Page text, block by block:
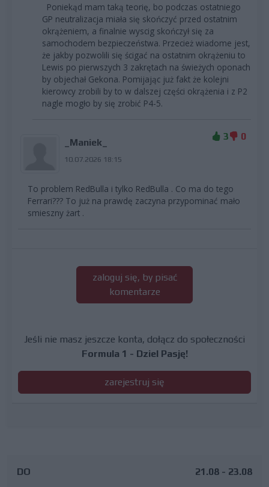
Poniekąd mam taką teorię, bo podczas ostatniego
GP neutralizacja miała się skończyć przed ostatnim
okrążeniem, a finalnie wyscig skończył się za
samochodem bezpieczeństwa. Przecież wiadome jest,
że jakby pozwolili się ścigać na ostatnim okrążeniu to
Lewis po pierwszych 3 zakrętach na świeżych oponach
by objechał Gekona. Pomijając już fakt że kolejni
kierowcy zrobili by to w dalszej części okrążenia i z P2
nagle mogło by się zrobić P4-5.
_Maniek_
10.07.2026 18:15
3 0
To problem RedBulla i tylko RedBulla . Co ma do tego
Ferrari??? To już na prawdę zaczyna przypominać mało
smieszny żart .
zaloguj się, by pisać
komentarze
Jeśli nie masz jeszcze konta, dołącz do społeczności
Formula 1 - Dziel Pasję!
zarejestruj się
DO 21.08 - 23.08